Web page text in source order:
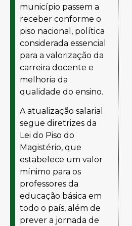
município passem a
receber conforme o
piso nacional, política
considerada essencial
para a valorização da
carreira docente e
melhoria da
qualidade do ensino.
A atualização salarial
segue diretrizes da
Lei do Piso do
Magistério, que
estabelece um valor
mínimo para os
professores da
educação básica em
todo o país, além de
prever a jornada de